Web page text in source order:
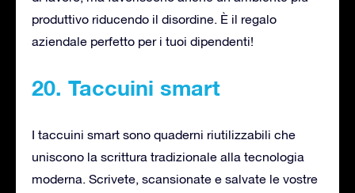
produttivo riducendo il disordine. È il regalo
aziendale perfetto per i tuoi dipendenti!
20. Taccuini smart
I taccuini smart sono quaderni riutilizzabili che
uniscono la scrittura tradizionale alla tecnologia
moderna. Scrivete, scansionate e salvate le vostre